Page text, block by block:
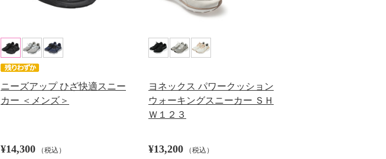
ニーズアップ ひざ快適スニー
カー ＜メンズ＞
¥14,300 （税込）
ヨネックス パワークッション
ウォーキングスニーカー ＳＨ
Ｗ１２３
¥13,200 （税込）